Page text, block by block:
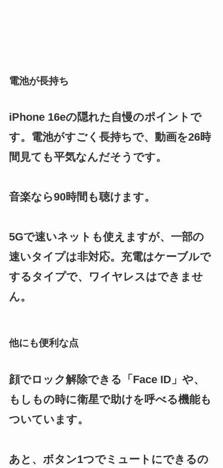
電池が長持ち
iPhone 16eの隠れた自慢のポイントで
す。電池がすごく長持ちで、動画を26時
間見ても平気なんだそうです。
音楽なら90時間も聴けます。
5Gで速いネットも使えますが、一部の
速いタイプは非対応。充電はケーブルで
するタイプで、ワイヤレスはできませ
ん。
他にも便利な点
顔でロック解除できる「Face ID」や、
もしもの時に衛星で助けを呼べる機能も
ついています。
あと、ボタン1つでミュートにできるの